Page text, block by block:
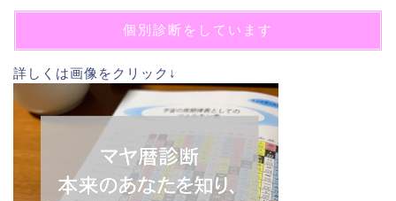
個別診断をしています
詳しくは画像をクリック↓